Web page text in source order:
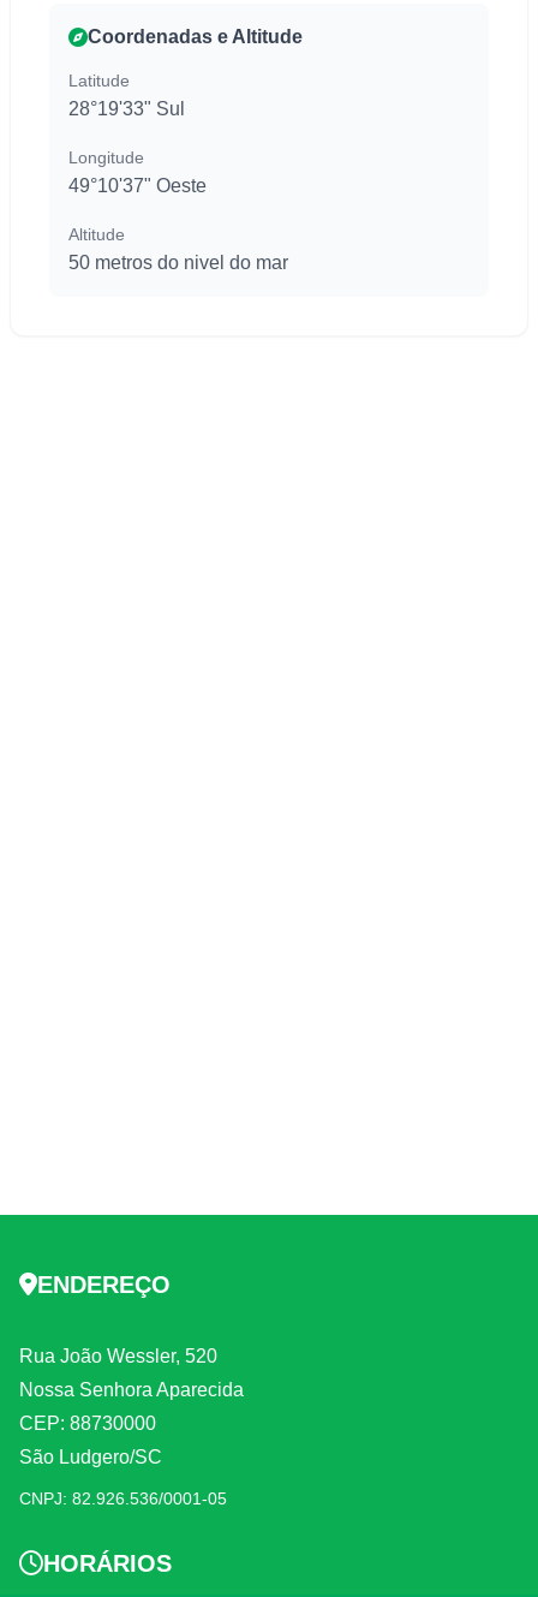
Coordenadas e Altitude
Latitude
28°19'33" Sul
Longitude
49°10'37" Oeste
Altitude
50 metros do nivel do mar
ENDEREÇO
Rua João Wessler, 520
Nossa Senhora Aparecida
CEP: 88730000
São Ludgero/SC
CNPJ: 82.926.536/0001-05
HORÁRIOS